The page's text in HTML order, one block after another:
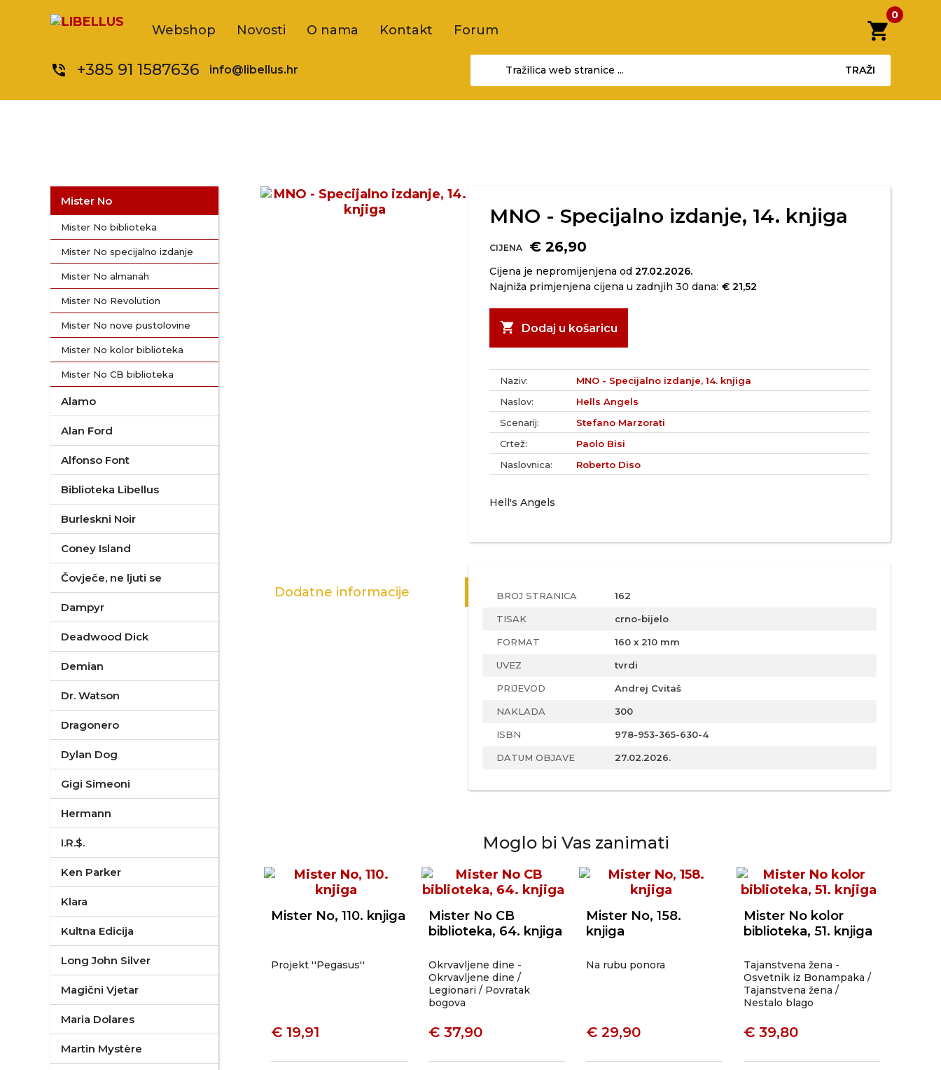
Webshop Novosti O nama Kontakt Forum shopping_cart
0
phone_in_talk +385 91 1587636 info@libellus.hr TRAŽI
Mister No
Mister No biblioteka
Mister No specijalno izdanje
Mister No almanah
Mister No Revolution
Mister No nove pustolovine
Mister No kolor biblioteka
Mister No CB biblioteka
Alamo
Alan Ford
Alfonso Font
Biblioteka Libellus
Burleskni Noir
Coney Island
Čovječe, ne ljuti se
Dampyr
Deadwood Dick
Demian
Dr. Watson
Dragonero
Dylan Dog
Gigi Simeoni
Hermann
I.R.$.
Ken Parker
Klara
Kultna Edicija
Long John Silver
Magični Vjetar
Maria Dolares
Martin Mystère
MNO - Specijalno izdanje, 14. knjiga
CIJENA € 26,90
Cijena je nepromijenjena od 27.02.2026.
Najniža primjenjena cijena u zadnjih 30 dana: € 21,52
shopping_cart Dodaj u košaricu
Naziv:
MNO - Specijalno izdanje, 14. knjiga
Naslov:
Hells Angels
Scenarij:
Stefano Marzorati
Crtež:
Paolo Bisi
Naslovnica:
Roberto Diso
Hell's Angels
Dodatne informacije BROJ STRANICA 162
TISAK crno-bijelo
FORMAT 160 x 210 mm
UVEZ tvrdi
PRIJEVOD Andrej Cvitaš
NAKLADA 300
ISBN 978-953-365-630-4
DATUM OBJAVE 27.02.2026.
Moglo bi Vas zanimati
Mister No, 110. knjiga
Projekt ''Pegasus''
€ 19,91
Mister No CB
biblioteka, 64. knjiga
Okrvavljene dine -
Okrvavljene dine /
Legionari / Povratak
bogova
€ 37,90
Mister No, 158.
knjiga
Na rubu ponora
€ 29,90
Mister No kolor
biblioteka, 51. knjiga
Tajanstvena žena -
Osvetnik iz Bonampaka /
Tajanstvena žena /
Nestalo blago
€ 39,80